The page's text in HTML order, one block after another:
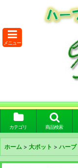
メニュー
カテゴリ 商品検索
ホーム > 大ポット > ハーブ